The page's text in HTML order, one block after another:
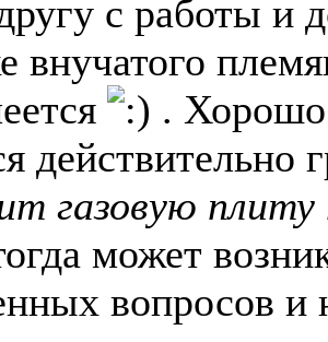
с работы и
внучатого
. Хорошо
действительно
газовую плиту
может
вопросов и